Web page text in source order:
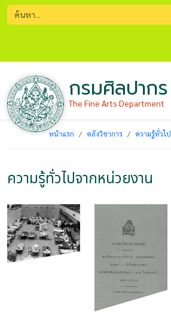
กรมศิลปากร
The Fine Arts Department
หน้าแรก คลังวิชาการ ความรู้ทั่วไป
ความรู้ทั่วไปจากหน่วยงาน